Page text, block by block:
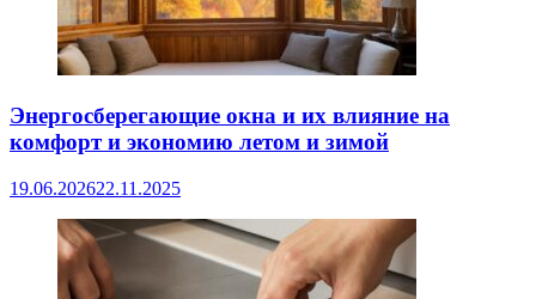
Энергосберегающие окна и их влияние на
комфорт и экономию летом и зимой
19.06.202622.11.2025